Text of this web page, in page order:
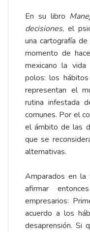
En su libro
decisiones, el
una cartografía
momento de
mexicano la
polos: los
representan el
rutina infestada
comunes. Por el
el ámbito de las
que se
alternativas.
Amparados en la
afirmar
empresarios:
acuerdo a los
desaprensión. Si